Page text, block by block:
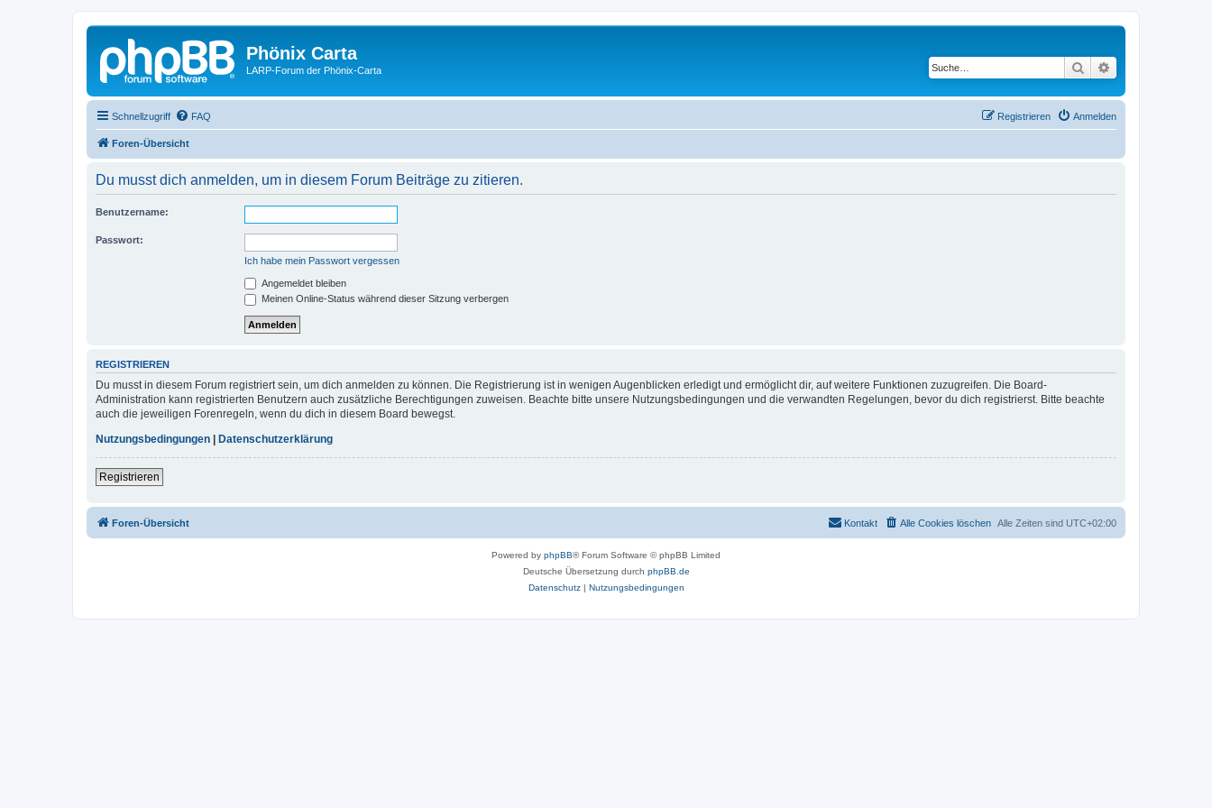
Phönix Carta
LARP-Forum der Phönix-Carta Suche
Schnellzugriff FAQ Anmelden
Registrieren
Foren-Übersicht
Du musst dich anmelden, um in diesem Forum Beiträge zu zitieren.
Benutzername:
Passwort:
Ich habe mein Passwort vergessen
Angemeldet bleiben
Meinen Online-Status während dieser Sitzung verbergen
REGISTRIEREN
Du musst in diesem Forum registriert sein, um dich anmelden zu können. Die Registrierung ist in wenigen Augenblicken erledigt und ermöglicht dir, auf weitere Funktionen zuzugreifen. Die Board-
Administration kann registrierten Benutzern auch zusätzliche Berechtigungen zuweisen. Beachte bitte unsere Nutzungsbedingungen und die verwandten Regelungen, bevor du dich registrierst. Bitte beachte
auch die jeweiligen Forenregeln, wenn du dich in diesem Board bewegst.
Nutzungsbedingungen
Datenschutzerklärung
Registrieren
Foren-Übersicht Alle Zeiten sind UTC+02:00
Alle Cookies löschen
Kontakt
Powered by phpBB® Forum Software © phpBB Limited
Deutsche Übersetzung durch phpBB.de
Datenschutz| Nutzungsbedingungen